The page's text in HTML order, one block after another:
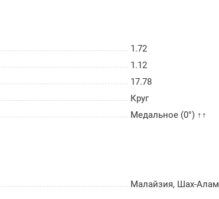
1.72
1.12
17.78
Круг
Медальное (0°) ↑↑
Малайзия, Шах-Алам